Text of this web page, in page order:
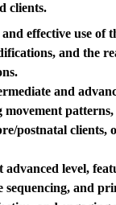
clients.
effective use of
and the
and
movement
postnatal clients,
advanced level,
sequencing, and